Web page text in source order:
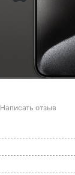
Написать отзыв